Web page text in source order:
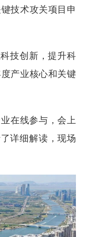
技术攻关项目申
技创新，提升科
产业核心和关键
在线参与，会上
详细解读，现场